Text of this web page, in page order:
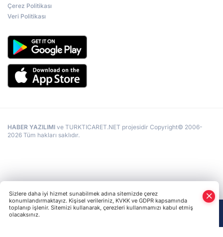
Çerez Politikası
Veri Politikası
HABER YAZILIMI ve TURKTICARET.NET projesidir Copyright© 2006-
2026 Tüm hakları saklıdır.
Sizlere daha iyi hizmet sunabilmek adına sitemizde çerez
konumlandırmaktayız. Kişisel verileriniz, KVKK ve GDPR kapsamında
toplanıp işlenir. Sitemizi kullanarak, çerezleri kullanmamızı kabul etmiş
olacaksınız.